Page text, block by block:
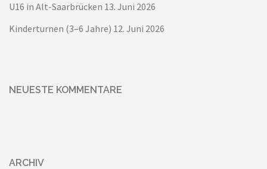
U16 in Alt-Saarbrücken 13. Juni 2026
Kinderturnen (3–6 Jahre) 12. Juni 2026
NEUESTE KOMMENTARE
ARCHIV